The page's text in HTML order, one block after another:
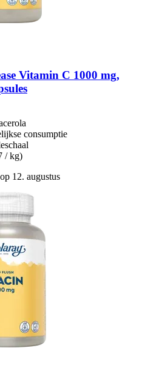
Vitamin C 1000 mg,
consumptie
/ kg)
12. augustus